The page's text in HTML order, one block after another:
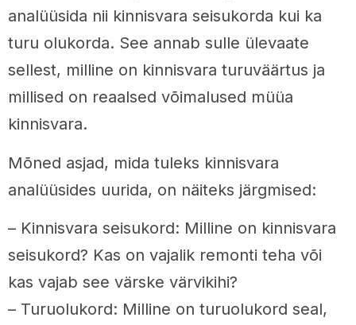
analüüsida nii kinnisvara seisukorda kui ka
turu olukorda. See annab sulle ülevaate
sellest, milline on kinnisvara turuväärtus ja
millised on reaalsed võimalused müüa
kinnisvara.
Mõned asjad, mida tuleks kinnisvara
analüüsides uurida, on näiteks järgmised:
– Kinnisvara seisukord: Milline on kinnisvara
seisukord? Kas on vajalik remonti teha või
kas vajab see värske värvikihi?
– Turuolukord: Milline on turuolukord seal,